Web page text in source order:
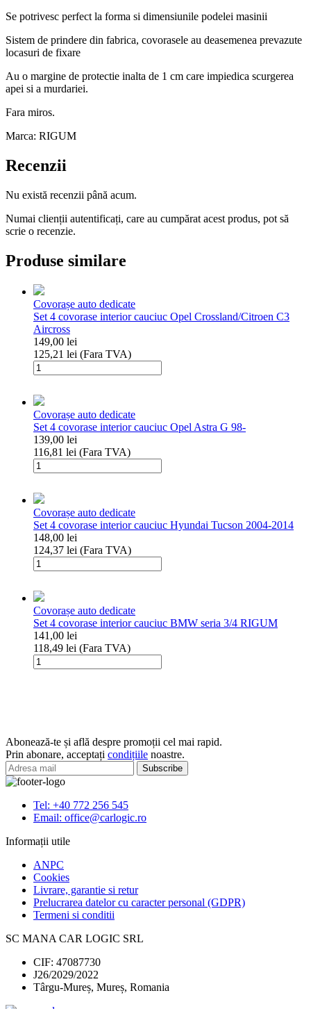
Se potrivesc perfect la forma si dimensiunile podelei masinii
Sistem de prindere din fabrica, covorasele au deasemenea prevazute
locasuri de fixare
Au o margine de protectie inalta de 1 cm care impiedica scurgerea
apei si a murdariei.
Fara miros.
Marca: RIGUM
Recenzii
Nu există recenzii până acum.
Numai clienții autentificați, care au cumpărat acest produs, pot să
scrie o recenzie.
Produse similare
Covorașe auto dedicate
Set 4 covorase interior cauciuc Opel Crossland/Citroen C3
Aircross
149,00 lei
125,21 lei (Fara TVA)
Cantitate
Set
covorase
interior
cauciuc
Opel
Crossland/Citroen
C3
Covorașe auto dedicate
Set 4 covorase interior cauciuc Opel Astra G 98-
139,00 lei
116,81 lei (Fara TVA)
Cantitate
Set
covorase
interior
cauciuc
Opel
Astra
G
Covorașe auto dedicate
Set 4 covorase interior cauciuc Hyundai Tucson 2004-2014
148,00 lei
124,37 lei (Fara TVA)
Cantitate
Set
covorase
interior
cauciuc
Hyundai
Tucson
2004-
Covorașe auto dedicate
Set 4 covorase interior cauciuc BMW seria 3/4 RIGUM
141,00 lei
118,49 lei (Fara TVA)
Cantitate
Set
seria
3/4
RIGUM
Abonează-te și află despre promoții cel mai rapid.
Prin abonare, acceptați condițiile noastre.
Tel: +40 772 256 545
Email: office@carlogic.ro
Informații utile
ANPC
Cookies
Livrare, garantie si retur
Prelucrarea datelor cu caracter personal (GDPR)
Termeni si conditii
SC MANA CAR LOGIC SRL
CIF: 47087730
J26/2029/2022
Târgu-Mureș, Mureș, Romania